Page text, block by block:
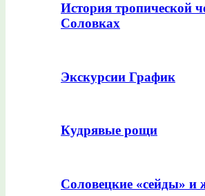
История тропической
Соловках
Экскурсии График
Кудрявые рощи
Соловецкие «сейды»